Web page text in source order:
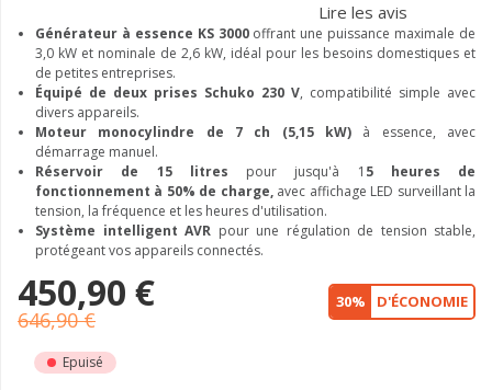
Lire les avis
Générateur à essence KS 3000offrant une puissance maximale de
3,0 kW et nominale de 2,6 kW, idéal pour les besoins domestiques et
de petites entreprises.
Équipé de deux prises Schuko 230 V, compatibilité simple avec
divers appareils.
Moteur monocylindre de 7 ch (5,15 kW) à essence, avec
démarrage manuel.
Réservoir de 15 litres pour jusqu'à 1 5 heures de
fonctionnement à 50% de charge,avec affichage LED surveillant la
tension, la fréquence et les heures d'utilisation.
Système intelligent AVR pour une régulation de tension stable,
protégeant vos appareils connectés.
450,90 €
646,90 €
30% D'ÉCONOMIE
Epuisé